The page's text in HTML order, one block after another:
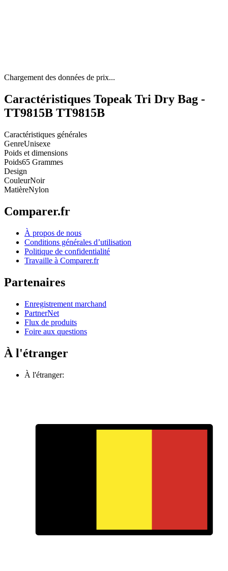
Chargement des données de prix...
Caractéristiques Topeak Tri Dry Bag -
TT9815B TT9815B
Caractéristiques générales
GenreUnisexe
Poids et dimensions
Poids65 Grammes
Design
CouleurNoir
MatièreNylon
Comparer.fr
À propos de nous
Conditions générales d’utilisation
Politique de confidentialité
Travaille à Comparer.fr
Partenaires
Enregistrement marchand
PartnerNet
Flux de produits
Foire aux questions
À l'étranger
À l'étranger: